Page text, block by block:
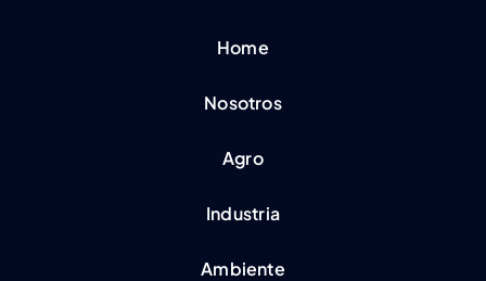
Home
Nosotros
Agro
Industria
Ambiente